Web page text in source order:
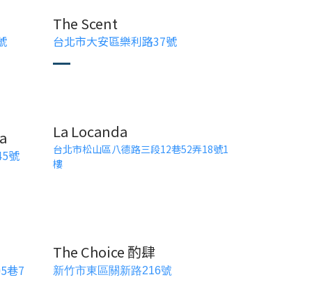
The Scent
台北市大安區樂利路37號
號
La Locanda
台北市松山區八德路三段12巷52弄18號1
樓
巷7
The Choice 酌肆
新竹市東區關新路216號